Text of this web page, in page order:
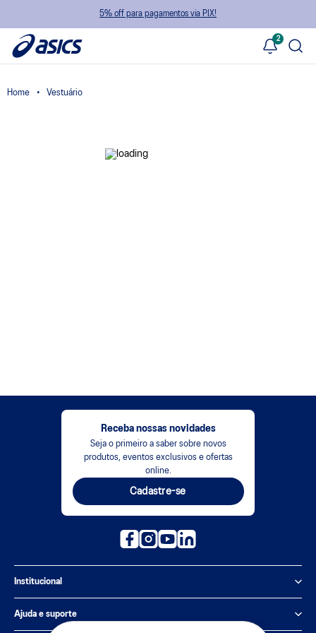
5% off para pagamentos via PIX!
2
Vestuário
Receba nossas novidades
Seja o primeiro a saber sobre novos
produtos, eventos exclusivos e ofertas
online.
Cadastre-se
Institucional
Política de Privacidade
Ajuda e suporte